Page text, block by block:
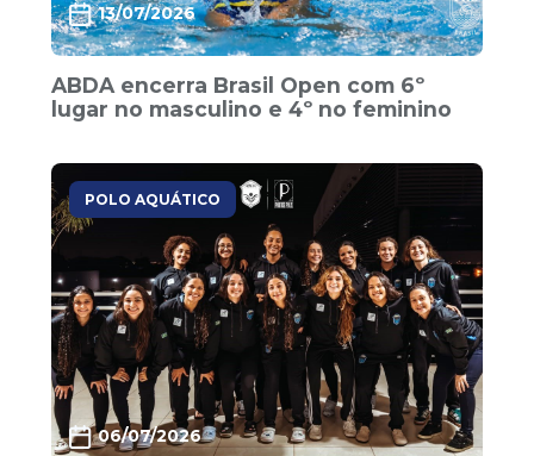
13/07/2026
ABDA encerra Brasil Open com 6º
lugar no masculino e 4º no feminino
POLO AQUÁTICO
06/07/2026